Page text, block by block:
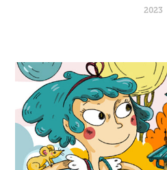
2023